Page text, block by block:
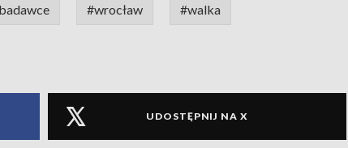
#wrocław #walka
UDOSTĘPNIJ NA X